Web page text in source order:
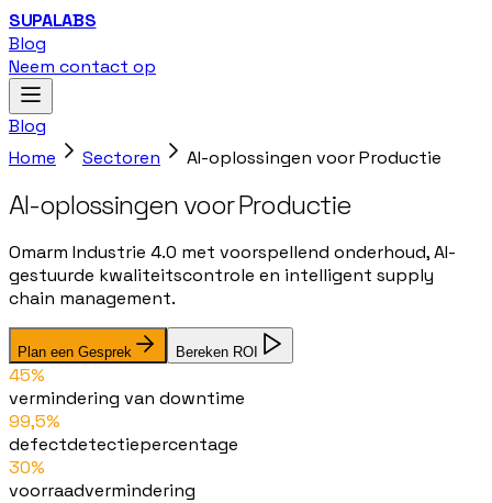
SUPALABS
Blog
Neem contact op
Blog
Home
Sectoren AI-oplossingen voor Productie
AI-oplossingen voor Productie
Omarm Industrie 4.0 met voorspellend onderhoud, AI-
gestuurde kwaliteitscontrole en intelligent supply
chain management.
Plan een Gesprek Bereken ROI
45%
vermindering van downtime
99,5%
defectdetectiepercentage
30%
voorraadvermindering